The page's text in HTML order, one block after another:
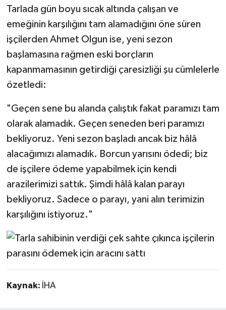
Tarlada gün boyu sıcak altında çalışan ve
emeğinin karşılığını tam alamadığını öne süren
işçilerden Ahmet Olgun ise, yeni sezon
başlamasına rağmen eski borçların
kapanmamasının getirdiği çaresizliği şu cümlelerle
özetledi:
"Geçen sene bu alanda çalıştık fakat paramızı tam
olarak alamadık. Geçen seneden beri paramızı
bekliyoruz. Yeni sezon başladı ancak biz hâlâ
alacağımızı alamadık. Borcun yarısını ödedi; biz
de işçilere ödeme yapabilmek için kendi
arazilerimizi sattık. Şimdi hâlâ kalan parayı
bekliyoruz. Sadece o parayı, yani alın terimizin
karşılığını istiyoruz."
Kaynak: İHA